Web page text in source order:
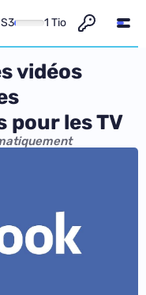
S3 1 Tio
vidéos
pour les TV